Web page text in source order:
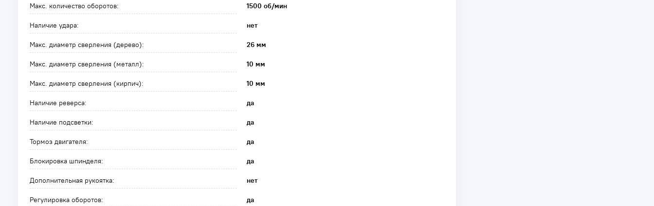
Макс. количество оборотов: 1500 об/мин
Наличие удара: нет
Макс. диаметр сверления (дерево): 26 мм
Макс. диаметр сверления (металл): 10 мм
Макс. диаметр сверления (кирпич): 10 мм
Наличие реверса: да
Наличие подсветки: да
Тормоз двигателя: да
Блокировка шпинделя: да
Дополнительная рукоятка: нет
Регулировка оборотов: да